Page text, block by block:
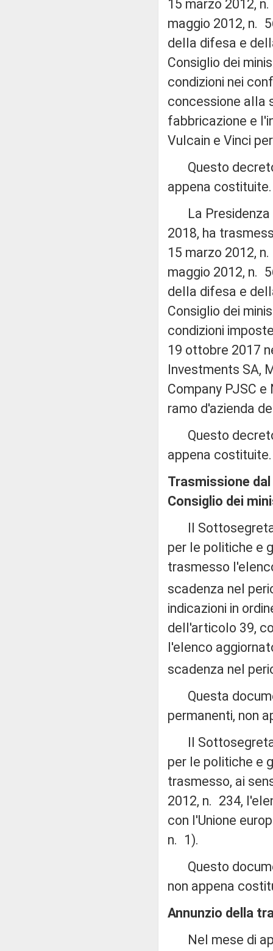
15 marzo 2012,
maggio 2012, n.
della difesa e
Consiglio dei
condizioni nei
concessione alla
fabbricazione e
Vulcain e Vinci
Questo decreto
appena costituite.
La Presidenza
2018, ha
15 marzo 2012,
maggio 2012, n.
della difesa e
Consiglio dei
condizioni
19 ottobre 2017
Investments SA,
Company PJSC
ramo d'azienda
Questo decreto
appena costituite.
Trasmissione
Consiglio dei
Il
per le politiche e
trasmesso
scadenza nel
indicazioni in
dell'articolo 39,
l'elenco
scadenza nel
Questa
permanenti, non
Il
per le politiche e
trasmesso, ai
2012, n. 234,
con l'Unione
n. 1).
Questo
non appena
Annunzio della
Nel mese di